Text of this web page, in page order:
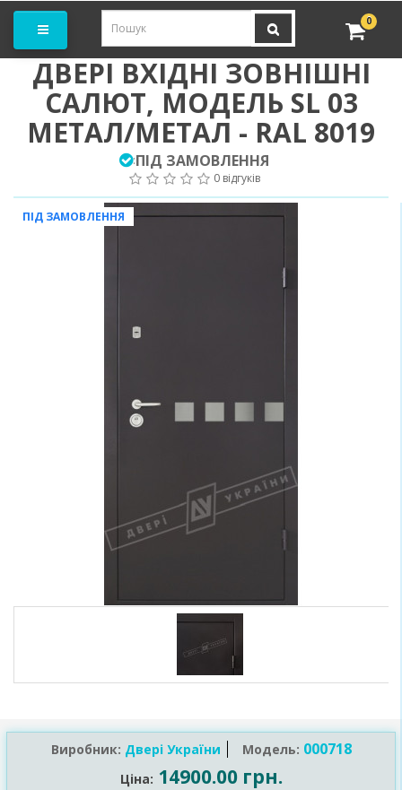
0
ДВЕРІ ВХІДНІ ЗОВНІШНІ
САЛЮТ, МОДЕЛЬ SL 03
МЕТАЛ/МЕТАЛ - RAL 8019
:ПІД ЗАМОВЛЕННЯ
0 відгуків
ПІД ЗАМОВЛЕННЯ
Виробник: Двері України Модель: 000718
Ціна: 14900.00 грн.